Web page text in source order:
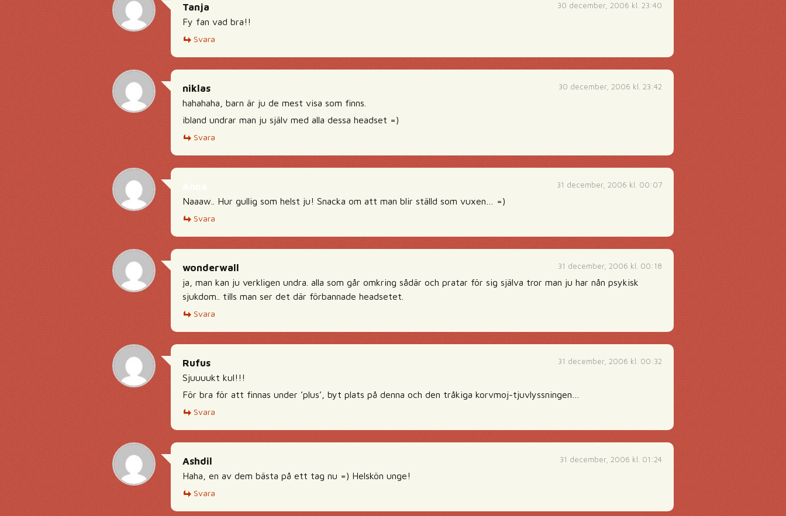
30 december, 2006 kl. 23:40
Tanja
Fy fan vad bra!!
Svara
30 december, 2006 kl. 23:42
niklas
hahahaha, barn är ju de mest visa som finns.
ibland undrar man ju själv med alla dessa headset =)
Svara
31 december, 2006 kl. 00:07
Naaaw.. Hur gullig som helst ju! Snacka om att man blir ställd som vuxen… =)
Svara
31 december, 2006 kl. 00:18
wonderwall
ja, man kan ju verkligen undra. alla som går omkring sådär och pratar för sig själva tror man ju har nån psykisk
sjukdom.. tills man ser det där förbannade headsetet.
Svara
31 december, 2006 kl. 00:32
Rufus
Sjuuuukt kul!!!
För bra för att finnas under ’plus’, byt plats på denna och den tråkiga korvmoj-tjuvlyssningen…
Svara
31 december, 2006 kl. 01:24
Ashdil
Haha, en av dem bästa på ett tag nu =) Helskön unge!
Svara